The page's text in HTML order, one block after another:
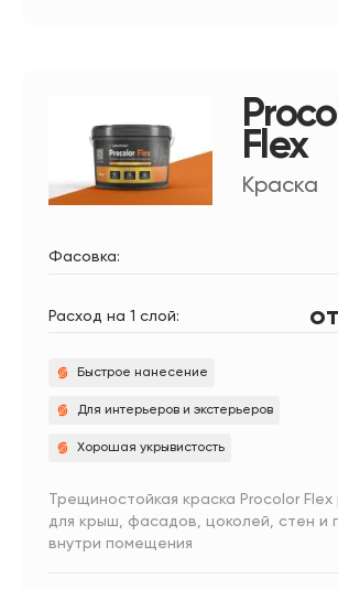
Flex
Краска
Фасовка:
Расход на 1 слой:
Быстрое нанесение
Для интерьеров и экстерьеров
Хорошая укрывистость
Трещиностойкая краска Procolor
для крыш, фасадов, цоколей, стен и
внутри помещения